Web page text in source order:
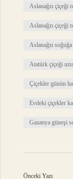
Aslanağzı çiçeği
Aslanağzı çiçeği
Aslanağzı soğuğa
Atatürk çiçeği
Çiçekler günün
Evdeki çiçekler
Gazanya güneşi
Önceki Yazı